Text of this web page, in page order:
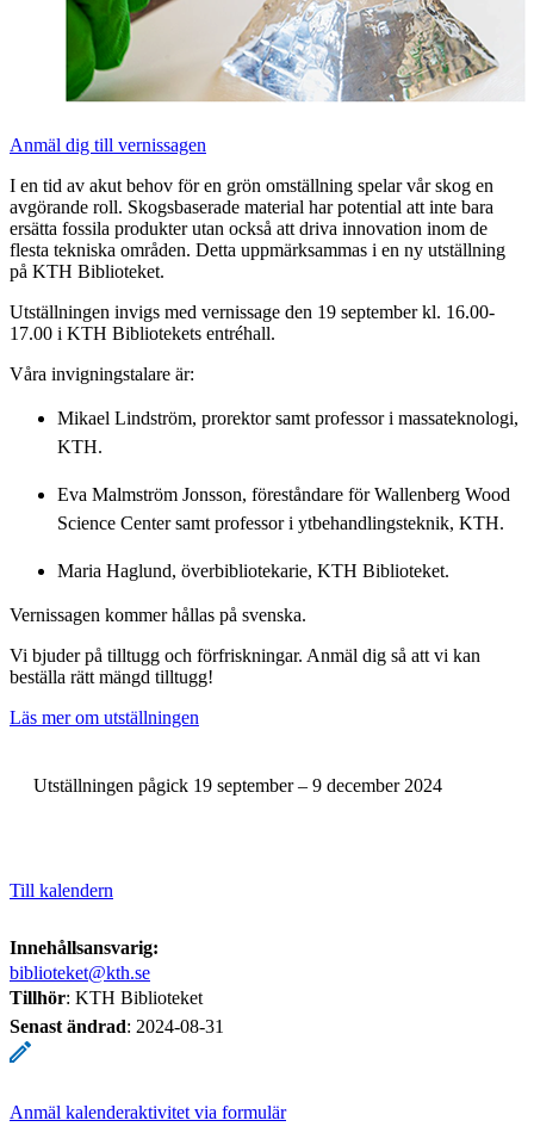
Anmäl dig till vernissagen
I en tid av akut behov för en grön omställning spelar vår skog en
avgörande roll. Skogsbaserade material har potential att inte bara
ersätta fossila produkter utan också att driva innovation inom de
flesta tekniska områden. Detta uppmärksammas i en ny utställning
på KTH Biblioteket.
Utställningen invigs med vernissage den 19 september kl. 16.00-
17.00 i KTH Bibliotekets entréhall.
Våra invigningstalare är:
Mikael Lindström, prorektor samt professor i massateknologi,
KTH.
Eva Malmström Jonsson, föreståndare för Wallenberg Wood
Science Center samt professor i ytbehandlingsteknik, KTH.
Maria Haglund, överbibliotekarie, KTH Biblioteket.
Vernissagen kommer hållas på svenska.
Vi bjuder på tilltugg och förfriskningar. Anmäl dig så att vi kan
beställa rätt mängd tilltugg!
Läs mer om utställningen
Utställningen pågick 19 september – 9 december 2024
Till kalendern
Innehållsansvarig:
biblioteket@kth.se
Tillhör: KTH Biblioteket
Senast ändrad: 2024-08-31
Anmäl kalenderaktivitet via formulär